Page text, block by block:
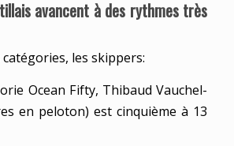
avancent à des rythmes très
les skippers:
Ocean Fifty, Thibaud Vauchel-
en peloton) est cinquième à 13